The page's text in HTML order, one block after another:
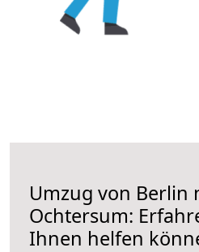
Umzug von Berlin
Ochtersum:
Ihnen helfen